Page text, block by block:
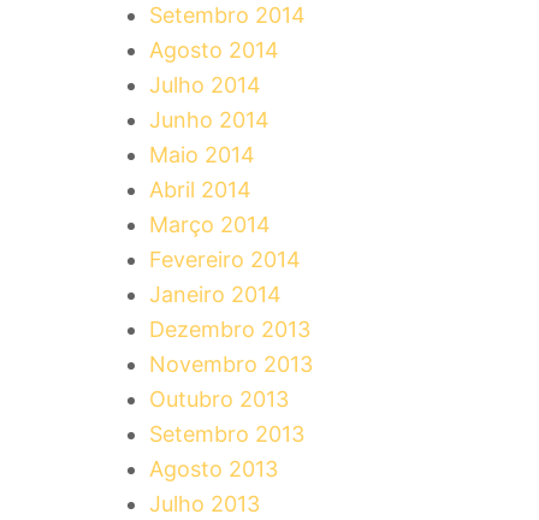
Setembro 2014
Agosto 2014
Julho 2014
Junho 2014
Maio 2014
Abril 2014
Março 2014
Fevereiro 2014
Janeiro 2014
Dezembro 2013
Novembro 2013
Outubro 2013
Setembro 2013
Agosto 2013
Julho 2013